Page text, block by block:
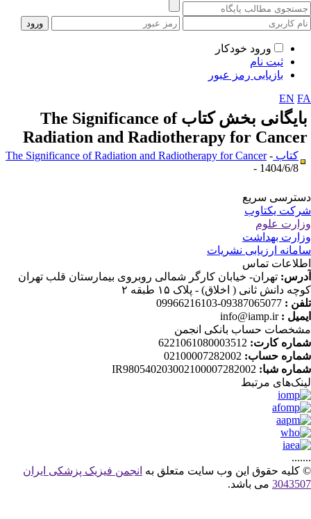
ورود خودکار
ثبت نام
بازیابی رمز عبور
EN
بخش
کتاب The Significance of
Radiation and Radiotherapy for
کتاب The Significance of Radiation and Radiotherapy for Cancer-
1404/6/8 -
سریع
یکتاوب
علوم
بهداشت
ارزیابی نشریات
تماس
تهران- خیابان کارگر شمالی روبروی بیمارستان قلب تهران
دانش ثانی ( اخلاق) - پلاک ۱۵ طبقه ۲
:
09387065077-09966216103
:
info@iamp.ir
حساب بانکی انجمن
کارت:6221061080003512
حساب:02100007282002
شبا:IR980540203002100007282002
مرتبط
کلیه حقوق این وب سایت متعلق بهانجمن فیزیک پزشکی ایران
می باشد.